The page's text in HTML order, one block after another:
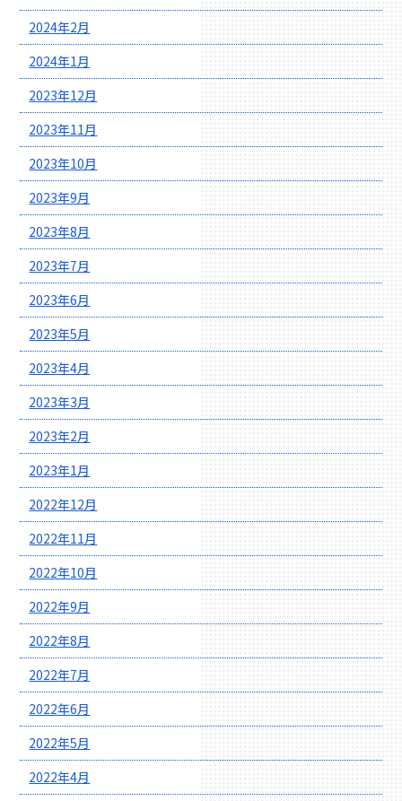
2024年2月
2024年1月
2023年12月
2023年11月
2023年10月
2023年9月
2023年8月
2023年7月
2023年6月
2023年5月
2023年4月
2023年3月
2023年2月
2023年1月
2022年12月
2022年11月
2022年10月
2022年9月
2022年8月
2022年7月
2022年6月
2022年5月
2022年4月